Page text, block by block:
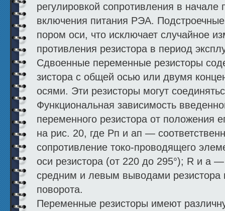
регулировкой сопротивления в
включения питания РЭА.
пором оси, что исключает случайное
противления резистора в период
Сдвоенные переменные резисторы
зистора с общей осью или двумя
осями. Эти резисторы могут
Функциональная зависимость
переменного резистора от положения
на рис. 20, где Рп и aп —
сопротивление токо-проводящего
оси резистора (от 220 до 295°); R и а
средним и левым вы­водами резистора
поворота.
Переменные резисторы имеют